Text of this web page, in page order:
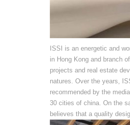
ISSI is an energetic and
in Hong Kong and branch
projects and real estate
natures. Over the years,
recommended by the
30 cities of china. On the
believes that a quality